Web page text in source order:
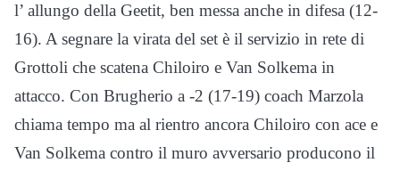
l’ allungo della Geetit, ben messa anche in difesa (12-
16). A segnare la virata del set è il servizio in rete di
Grottoli che scatena Chiloiro e Van Solkema in
attacco. Con Brugherio a -2 (17-19) coach Marzola
chiama tempo ma al rientro ancora Chiloiro con ace e
Van Solkema contro il muro avversario producono il